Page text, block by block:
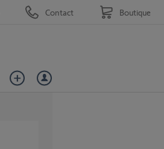
Contact Boutique